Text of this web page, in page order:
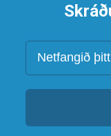
Netfang